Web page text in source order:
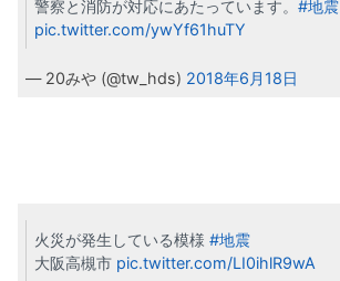
警察と消防が対応にあたっています。#地震
pic.twitter.com/ywYf61huTY
— 20みや (@tw_hds) 2018年6月18日
火災が発生している模様#地震
大阪高槻市 pic.twitter.com/LI0ihlR9wA